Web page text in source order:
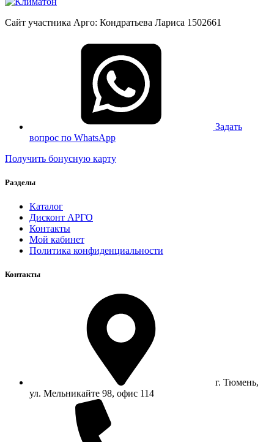
Сайт участника Арго: Кондратьева Лариса 1502661
Задать
вопрос по WhatsApp
Получить бонусную карту
Разделы
Каталог
Дисконт АРГО
Контакты
Мой кабинет
Политика конфиденциальности
Контакты
г. Тюмень,
ул. Мельникайте 98, офис 114